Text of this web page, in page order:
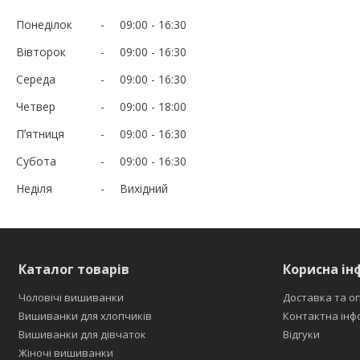
Понеділок 09:00
16:30
Вівторок
09:00
16:30
Середа
09:00
16:30
Четвер
09:00
18:00
Пʼятниця
09:00
16:30
Субота
09:00
16:30
Неділя
Вихідний
Каталог товарів
Чоловічі вишиванки
Вишиванки для хлопчиків
Вишиванки для дівчаток
Жіночі вишиванки
Корисна
Доставка та
Контактна
Відгуки